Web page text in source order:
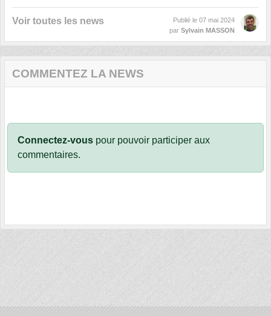
Voir toutes les news Publié le 07 mai 2024
par Sylvain MASSON
COMMENTEZ LA NEWS
Connectez-vous pour pouvoir participer aux
commentaires.